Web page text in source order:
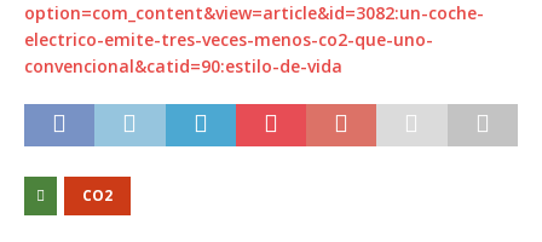
option=com_content&view=article&id=3082:un-coche-
electrico-emite-tres-veces-menos-co2-que-uno-
convencional&catid=90:estilo-de-vida
CO2